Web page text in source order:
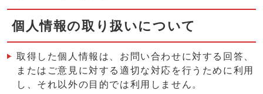
個人情報の取り扱いについて
取得した個人情報は、お問い合わせに対する回答、
またはご意見に対する適切な対応を行うために利用
し、それ以外の目的では利用しません。